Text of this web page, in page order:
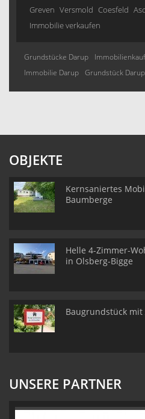
Greven Versmold Coesfeld
Immobilie verkaufen
Grundstücke Darup
Immobilie Darup Grundstück Darup
OBJEKTE
Kernsaniertes
Baumberge
Helle 4-Zimmer-
in Olsberg-Bigge
Baugrundstück
UNSERE PARTNER